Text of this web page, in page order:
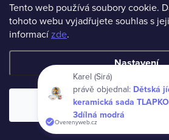
Tento web používá soubory cookie.
tohoto webu vyjadřujete souhlas s
informacízde.
Nastavení
Souhlasím
Copyright 2026www.vseprodeti.eu.
Karel (Sirá)
právě objednal: Dětská
keramická sada
3dílná modrá
Overenyweb.cz